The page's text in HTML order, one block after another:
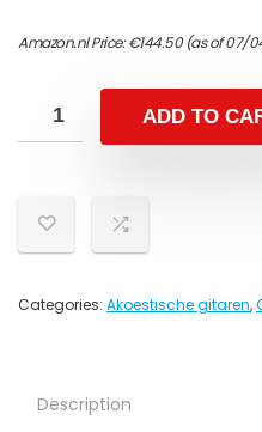
Amazon.nl Price:€144.50(as of 07/
ADD TO
Categories: Akoestische gitaren,
Description